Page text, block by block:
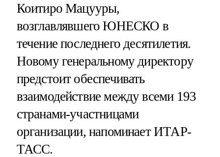
Коитиро Мацууры,
возглавлявшего ЮНЕСКО в
течение последнего десятилетия.
Новому генеральному директору
предстоит обеспечивать
взаимодействие между всеми 193
странами-участницами
организации, напоминает ИТАР-
ТАСС.